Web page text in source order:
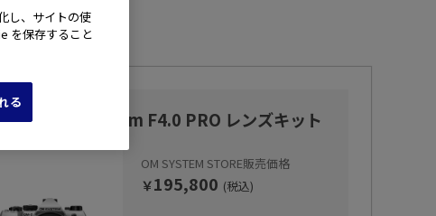
Mark II 12-45mm F4.0 PRO レンズキット
OM SYSTEM STORE販売価格
￥195,800 (税込)
し、サイトの使
を保存すること
る